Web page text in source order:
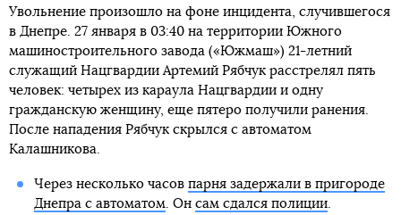
Увольнение произошло на фоне инцидента, случившегося
в Днепре. 27 января в 03:40 на территории Южного
машиностроительного завода («Южмаш») 21-летний
служащий Нацгвардии Артемий Рябчук расстрелял пять
человек: четырех из караула Нацгвардии и одну
гражданскую женщину, еще пятеро получили ранения.
После нападения Рябчук скрылся с автоматом
Калашникова.
Через несколько часов парня задержали в пригороде
Днепра с автоматом. Он сам сдался полиции.